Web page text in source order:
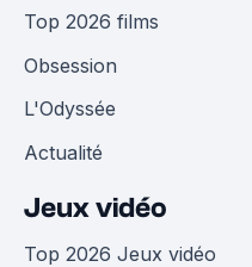
Top 2026 films
Obsession
L'Odyssée
Actualité
Jeux vidéo
Top 2026 Jeux vidéo